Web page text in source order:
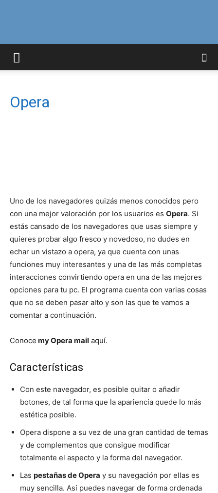
Curiosidades
Opera
Uno de los navegadores quizás menos conocidos pero
con una mejor valoración por los usuarios es Opera. Si
estás cansado de los navegadores que usas siempre y
quieres probar algo fresco y novedoso, no dudes en
echar un vistazo a opera, ya que cuenta con unas
funciones muy interesantes y una de las más completas
interacciones convirtiendo opera en una de las mejores
opciones para tu pc. El programa cuenta con varias cosas
que no se deben pasar alto y son las que te vamos a
comentar a continuación.
Conoce my Opera mail aquí.
Características
Con este navegador, es posible quitar o añadir
botones, de tal forma que la apariencia quede lo más
estética posible.
Opera dispone a su vez de una gran cantidad de temas
y de complementos que consigue modificar
totalmente el aspecto y la forma del navegador.
Las pestañas de Opera y su navegación por ellas es
muy sencilla. Así puedes navegar de forma ordenada